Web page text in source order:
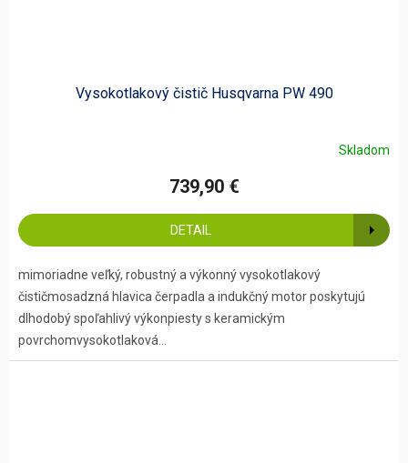
Vysokotlakový čistič Husqvarna PW 490
Skladom
739,90 €
DETAIL
mimoriadne veľký, robustný a výkonný vysokotlakový
čističmosadzná hlavica čerpadla a indukčný motor poskytujú
dlhodobý spoľahlivý výkonpiesty s keramickým
povrchomvysokotlaková...